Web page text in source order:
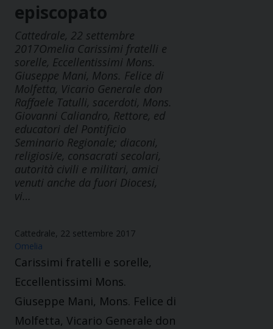
episcopato
Cattedrale, 22 settembre
2017Omelia Carissimi fratelli e
sorelle, Eccellentissimi Mons.
Giuseppe Mani, Mons. Felice di
Molfetta, Vicario Generale don
Raffaele Tatulli, sacerdoti, Mons.
Giovanni Caliandro, Rettore, ed
educatori del Pontificio
Seminario Regionale; diaconi,
religiosi/e, consacrati secolari,
autorità civili e militari, amici
venuti anche da fuori Diocesi,
vi…
Cattedrale, 22 settembre 2017
Omelia
Carissimi fratelli e sorelle,
Eccellentissimi Mons.
Giuseppe Mani, Mons. Felice di
Molfetta, Vicario Generale don